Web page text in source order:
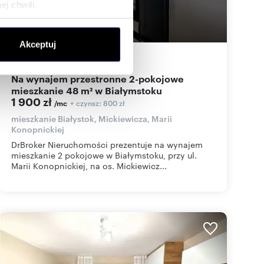
chwili.
społecznościowym,
od Ciebie lub
Akceptuj
m zł/m
Na wynajem przestronne 2-pokojowe
mieszkanie 48 m² w Białymstoku
1 900 zł /mc + czynsz: 800 zł
mieszkanie Białystok, Mickiewicza, Marii
Konopnickiej
DrBroker Nieruchomości prezentuje na wynajem
mieszkanie 2 pokojowe w Białymstoku, przy ul.
Marii Konopnickiej, na os. Mickiewicz...